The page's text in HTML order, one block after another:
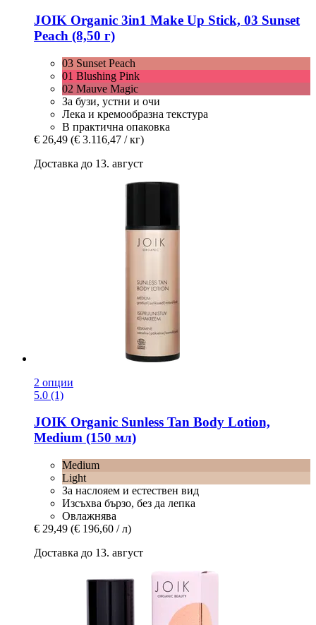
JOIK Organic 3in1 Make Up Stick, 03 Sunset
Peach (8,50 г)
03 Sunset Peach
01 Blushing Pink
02 Mauve Magic
За бузи, устни и очи
Лека и кремообразна текстура
В практична опаковка
€ 26,49 (€ 3.116,47 / кг)
Доставка до 13. август
2 опции
5.0 (1)
JOIK Organic Sunless Tan Body Lotion,
Medium (150 мл)
Medium
Light
За наслояем и естествен вид
Изсъхва бързо, без да лепка
Овлажнява
€ 29,49 (€ 196,60 / л)
Доставка до 13. август